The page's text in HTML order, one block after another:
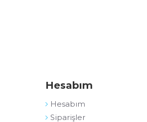
Hesabım
Hesabım
Siparişler